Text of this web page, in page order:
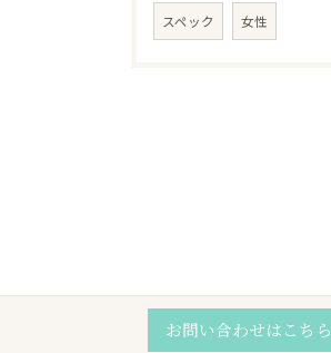
スペック 女性
お問い合わせはこちら